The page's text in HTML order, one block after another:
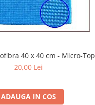
40 x 40 cm - Micro-Top
20,00 Lei
ADAUGA IN COS